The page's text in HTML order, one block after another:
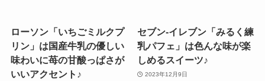
ローソン「いちごミルクプ
リン」は国産牛乳の優しい
味わいに苺の甘酸っぱさが
いいアクセント♪
セブン-イレブン「みるく練
乳パフェ」は色んな味が楽
しめるスイーツ♪
2023年12月9日